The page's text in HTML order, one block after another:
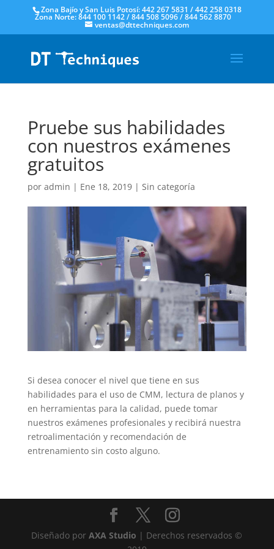
Zona Bajío y San Luis Potosí: 442 267 5831 / 442 258 0318
Zona Norte: 844 100 1142 / 844 508 5096 / 844 562 8870
ventas@dttechniques.com
Pruebe sus habilidades
con nuestros exámenes
gratuitos
por admin | Ene 18, 2019| Sin categoría
Si desea conocer el nivel que tiene en sus
habilidades para el uso de CMM, lectura de planos y
en herramientas para la calidad, puede tomar
nuestros exámenes profesionales y recibirá nuestra
retroalimentación y recomendación de
entrenamiento sin costo alguno.
Diseñado porAXA Studio | Derechos reservados ©